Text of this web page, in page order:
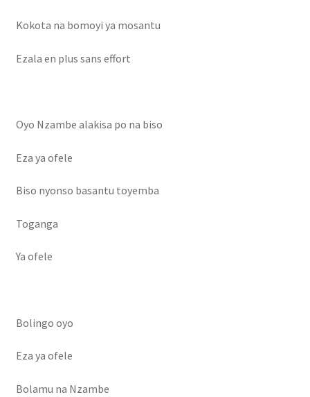
Kokota na bomoyi ya mosantu
Ezala en plus sans effort
Oyo Nzambe alakisa po na biso
Eza ya ofele
Biso nyonso basantu toyemba
Toganga
Ya ofele
Bolingo oyo
Eza ya ofele
Bolamu na Nzambe